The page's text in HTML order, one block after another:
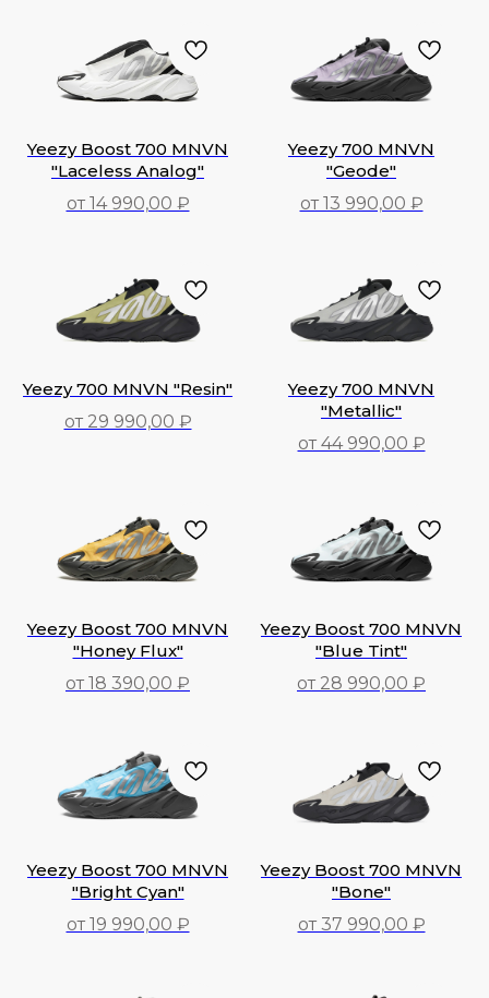
Yeezy Boost 700 MNVN
"Laceless Analog"
от 14 990,00 ₽
Yeezy 700 MNVN
"Geode"
от 13 990,00 ₽
Yeezy 700 MNVN "Resin"
от 29 990,00 ₽
Yeezy 700 MNVN
"Metallic"
от 44 990,00 ₽
Yeezy Boost 700 MNVN
"Honey Flux"
от 18 390,00 ₽
Yeezy Boost 700 MNVN
"Blue Tint"
от 28 990,00 ₽
Yeezy Boost 700 MNVN
"Bright Cyan"
от 19 990,00 ₽
Yeezy Boost 700 MNVN
"Bone"
от 37 990,00 ₽